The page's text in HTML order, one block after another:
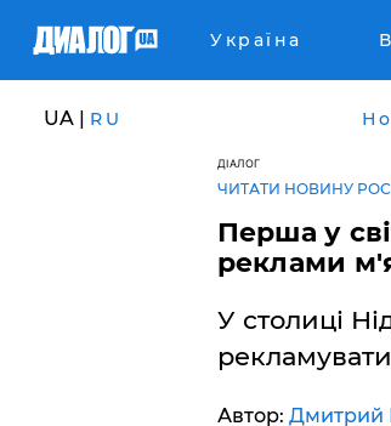
Україна
UA | RU
ДІАЛОГ
ЧИТАТИ НОВИНУ
Перша у
реклами
У столиці
Автор: Дмитрий